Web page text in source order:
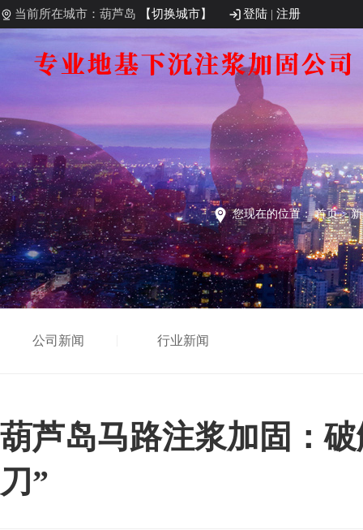
当前所在城市：葫芦岛 【切换城市】 登陆 | 注册
您现在的位置：首页>
公司新闻 行业新闻
葫芦岛马路注浆加固：
刀”